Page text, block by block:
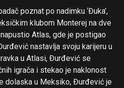
poznat po nadimku ‘Đuka’,
klubom Monterej na dve
Atlas, gde je postigao
nastavlja svoju karijeru u
u Atlasi, Đurđević se
igrača i stekao je naklonost
dolaska u Meksiko, Đurđević je